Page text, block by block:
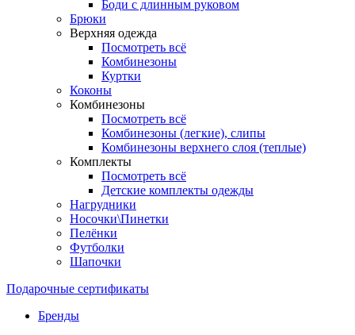
Боди с длинным руковом
Брюки
Верхняя одежда
Посмотреть всё
Комбинезоны
Куртки
Коконы
Комбинезоны
Посмотреть всё
Комбинезоны (легкие), слипы
Комбинезоны верхнего слоя (теплые)
Комплекты
Посмотреть всё
Детские комплекты одежды
Нагрудники
Носочки\Пинетки
Пелёнки
Футболки
Шапочки
Подарочные сертификаты
Бренды